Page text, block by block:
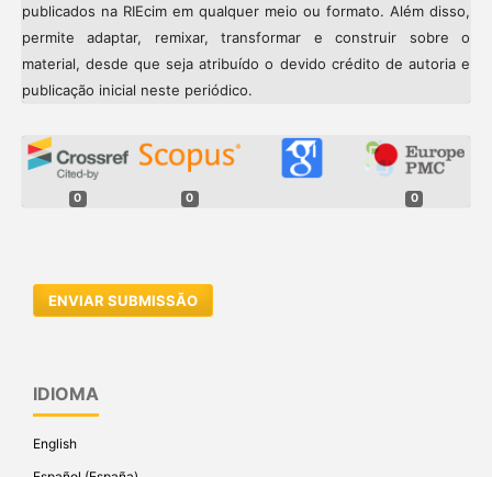
publicados na RIEcim em qualquer meio ou formato. Além disso,
permite adaptar, remixar, transformar e construir sobre o
material, desde que seja atribuído o devido crédito de autoria e
publicação inicial neste periódico.
0 0 0
ENVIAR SUBMISSÃO
IDIOMA
English